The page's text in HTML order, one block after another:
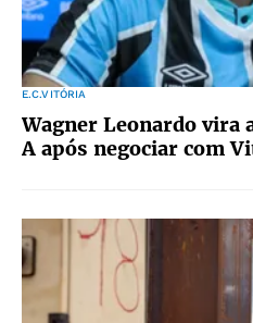
E.C.VITÓRIA
Wagner Leonardo vira
A após negociar com